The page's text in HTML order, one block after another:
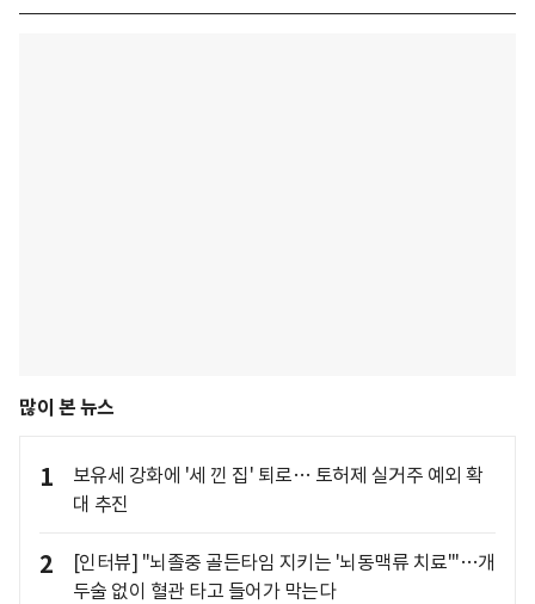
많이 본 뉴스
1
보유세 강화에 '세 낀 집' 퇴로… 토허제 실거주 예외 확
대 추진
2
[인터뷰] "뇌졸중 골든타임 지키는 '뇌동맥류 치료'"…개
두술 없이 혈관 타고 들어가 막는다